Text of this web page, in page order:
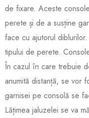
de fixare. Aceste
perete și de a susține
face cu ajutorul
tipului de perete.
În cazul în care trebuie
anumită distanță, se vor
garnisei pe consolă se
Lățimea jaluzelei se va